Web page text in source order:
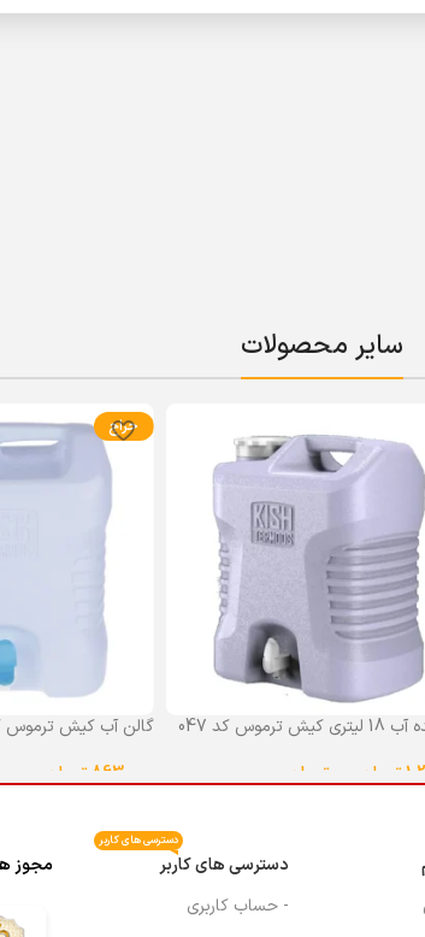
سایر محصولات
ترموس کد 047
تومان تومان
حراج
گالن آب کیش ترموس
863,000 تومان
دسترسی های کاربر
دسترسی های کاربر
- حساب کاربری
مجوز